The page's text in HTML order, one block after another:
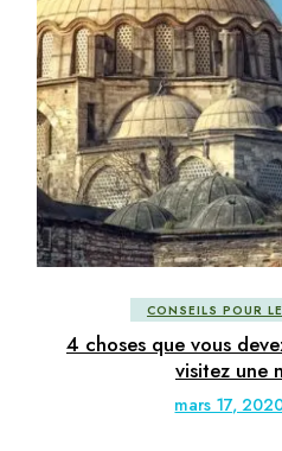
CONSEILS POUR
4 choses que vous
visitez une
mars 17,